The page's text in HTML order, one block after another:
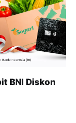
BNI Diskon